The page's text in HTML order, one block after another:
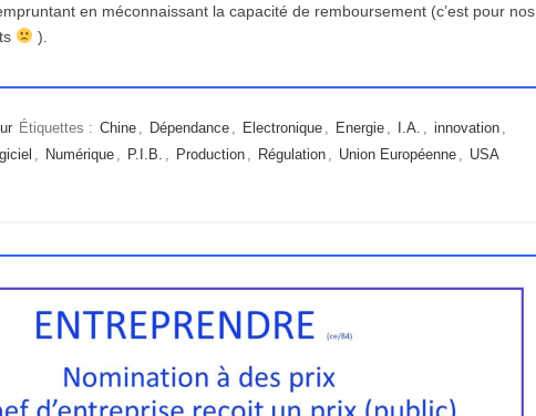
en méconnaissant la capacité de remboursement (c’est pour nos
).
Étiquettes : Chine , Dépendance , Electronique , Energie , I.A. , innovation ,
, Numérique , P.I.B. , Production , Régulation , Union Européenne , USA